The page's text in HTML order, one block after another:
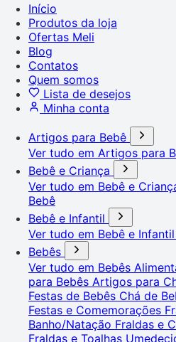
Início
Produtos da loja
Ofertas Meli
Blog
Contatos
Quem somos
Lista de desejos
Minha conta
Artigos para Bebê
Ver tudo em Artigos para
Bebê e Criança
Ver tudo em Bebê e
Bebê
Bebê e Infantil
Ver tudo em Bebê e Infantil
Bebês
Ver tudo em Bebês
para Bebês Artigos para
Festas de Bebês Chá de
Festas e Comemorações
Banho/Natação Fraldas e
Fraldas e Toalhas